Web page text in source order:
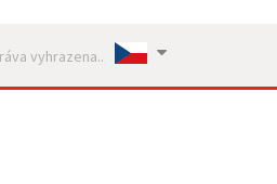
vyhrazena..